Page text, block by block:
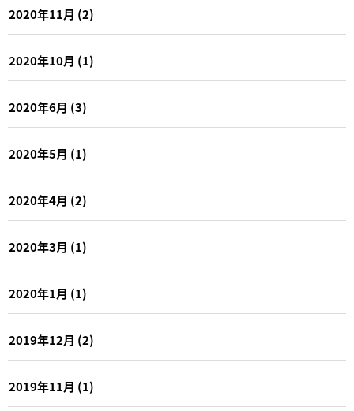
2020年11月 (2)
2020年10月 (1)
2020年6月 (3)
2020年5月 (1)
2020年4月 (2)
2020年3月 (1)
2020年1月 (1)
2019年12月 (2)
2019年11月 (1)